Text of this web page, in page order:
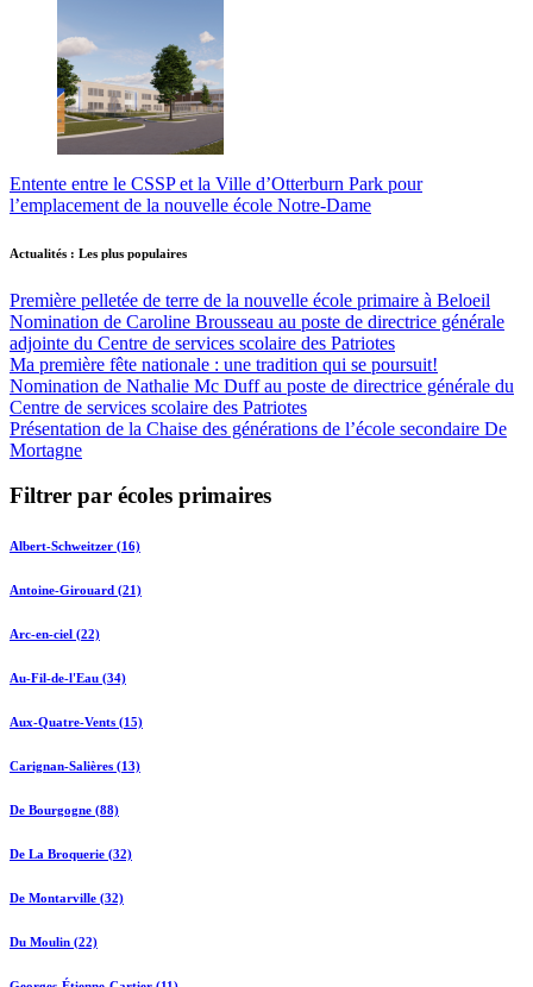
Entente entre le CSSP et la Ville d’Otterburn Park pour
l’emplacement de la nouvelle école Notre-Dame
Actualités : Les plus populaires
Première pelletée de terre de la nouvelle école primaire à Beloeil
Nomination de Caroline Brousseau au poste de directrice générale
adjointe du Centre de services scolaire des Patriotes
Ma première fête nationale : une tradition qui se poursuit!
Nomination de Nathalie Mc Duff au poste de directrice générale du
Centre de services scolaire des Patriotes
Présentation de la Chaise des générations de l’école secondaire De
Mortagne
Filtrer par écoles primaires
Albert-Schweitzer (16)
Antoine-Girouard (21)
Arc-en-ciel (22)
Au-Fil-de-l'Eau (34)
Aux-Quatre-Vents (15)
Carignan-Salières (13)
De Bourgogne (88)
De La Broquerie (32)
De Montarville (32)
Du Moulin (22)